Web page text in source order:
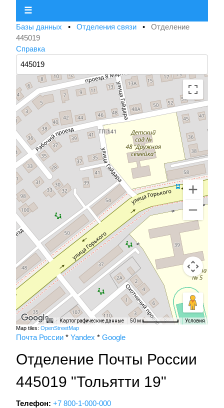
☰
Базы данных • Отделения связи • Отделение
445019
Справка
Картографические данные 50 м Условия
Map tiles: OpenStreetMap
Почта России * Yandex * Google
Отделение Почты России
445019 "Тольятти 19"
Телефон: +7 800-1-000-000